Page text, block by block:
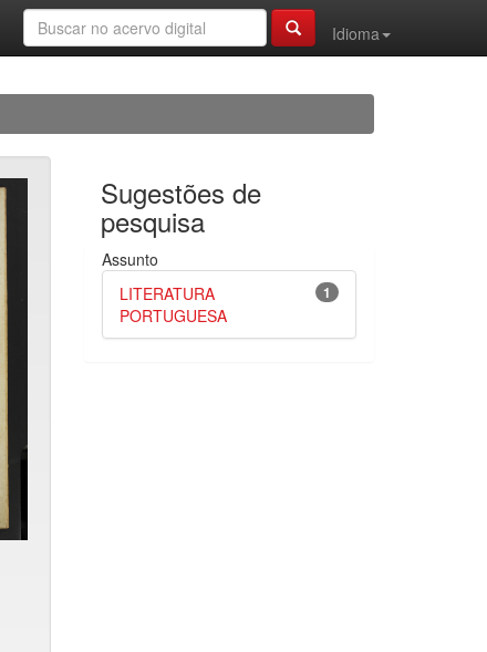
Idioma
Sugestões de
pesquisa
Assunto
1
LITERATURA
PORTUGUESA